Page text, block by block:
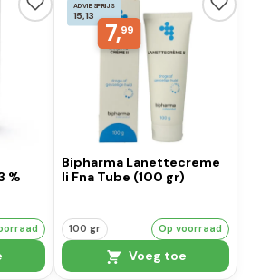
%
ADVIESPRIJS
15,13
7,99
Bipharma Lanettecreme
Ii Fna Tube (100 gr)
100 gr Op voorraad
Voeg toe